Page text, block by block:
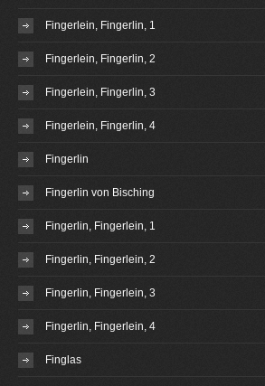
Fingerlein, Fingerlin, 1
Fingerlein, Fingerlin, 2
Fingerlein, Fingerlin, 3
Fingerlein, Fingerlin, 4
Fingerlin
Fingerlin von Bisching
Fingerlin, Fingerlein, 1
Fingerlin, Fingerlein, 2
Fingerlin, Fingerlein, 3
Fingerlin, Fingerlein, 4
Finglas